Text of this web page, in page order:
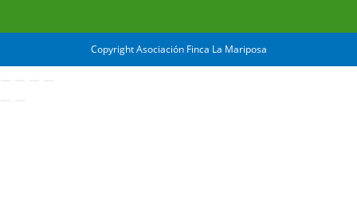
Copyright Asociación Finca La Mariposa